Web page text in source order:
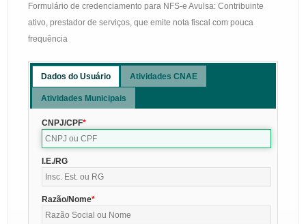
Formulário de credenciamento para NFS-e Avulsa: Contribuinte
ativo, prestador de serviços, que emite nota fiscal com pouca
frequência
Dados do Usuário Atividades CNAE
Atividades Municipais
CNPJ/CPF
I.E./RG
Razão/Nome